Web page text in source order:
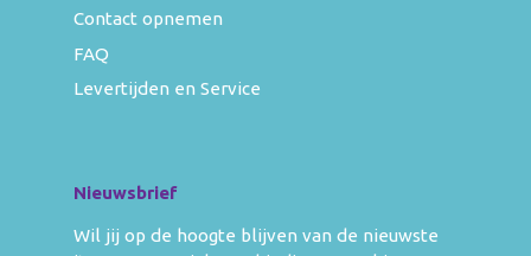
Contact opnemen
FAQ
Levertijden en Service
Nieuwsbrief
Wil jij op de hoogte blijven van de nieuwste